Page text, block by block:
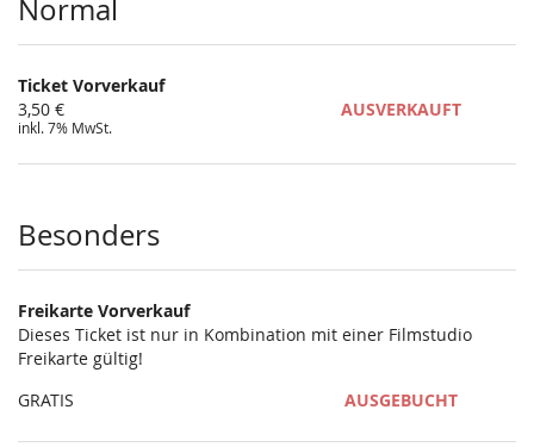
Produkte
Normal
Ticket Vorverkauf
3,50 €
inkl. 7% MwSt.
AUSVERKAUFT
Besonders
Freikarte Vorverkauf
Dieses Ticket ist nur in Kombination mit einer Filmstudio
Freikarte gültig!
GRATIS
AUSGEBUCHT